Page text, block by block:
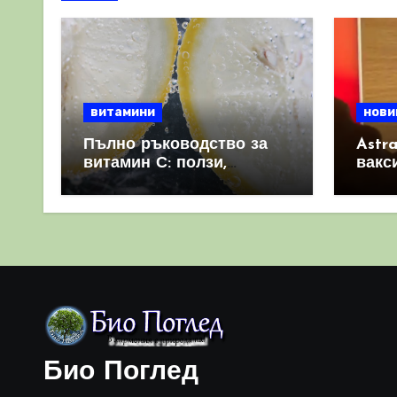
витамини
Пълно ръководство за
витамин С: ползи,
източници и защо е
важен за имунната
като
Био Поглед